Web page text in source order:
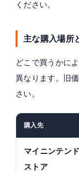
ください。
主な購入場所
どこで買うかに
異なります。旧
さい。
購入先
マイニンテン
ストア